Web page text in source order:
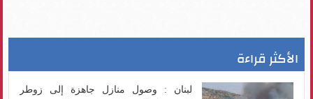
الأكثر قراءة
لبنان : وصول منازل جاهزة إلى زوطر